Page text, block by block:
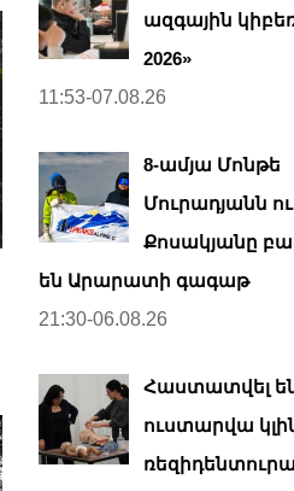
ազգային
2026»
11:53-07.08.26
8-ամյա Մոնթե
Մուրադյանն ու
Քոսակյանը
են Արարատի գագաթ
21:30-06.08.26
Հաստատվել են
ուստարվա